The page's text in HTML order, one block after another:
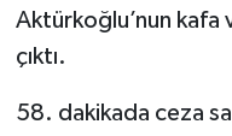
Aktürkoğlu’nun kafa
çıktı.
58. dakikada ceza